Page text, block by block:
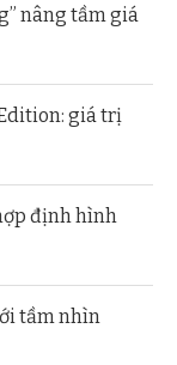
nâng tầm giá
giá trị
định hình
tầm nhìn